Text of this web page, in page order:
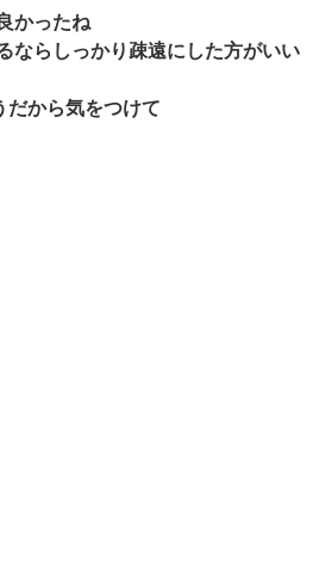
かったね
ならしっかり疎遠にした方がいい
だから気をつけて